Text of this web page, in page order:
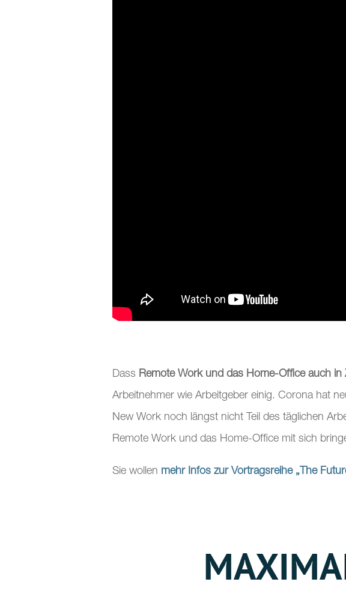
Dass Remote Work und das Home-Office auch
Arbeitnehmer wie Arbeitgeber einig. Corona hat
New Work noch längst nicht Teil des täglichen
Remote Work und das Home-Office mit sich
Sie wollen mehr Infos zur Vortragsreihe „The